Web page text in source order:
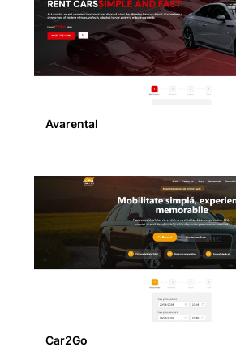
Avarental
Car2Go